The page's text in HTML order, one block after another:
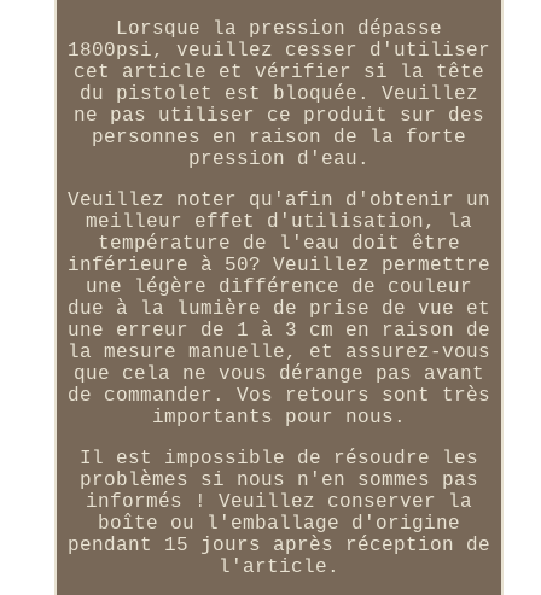
Lorsque la pression dépasse
1800psi, veuillez cesser d'utiliser
cet article et vérifier si la tête
du pistolet est bloquée. Veuillez
ne pas utiliser ce produit sur des
personnes en raison de la forte
pression d'eau.
Veuillez noter qu'afin d'obtenir un
meilleur effet d'utilisation, la
température de l'eau doit être
inférieure à 50? Veuillez permettre
une légère différence de couleur
due à la lumière de prise de vue et
une erreur de 1 à 3 cm en raison de
la mesure manuelle, et assurez-vous
que cela ne vous dérange pas avant
de commander. Vos retours sont très
importants pour nous.
Il est impossible de résoudre les
problèmes si nous n'en sommes pas
informés ! Veuillez conserver la
boîte ou l'emballage d'origine
pendant 15 jours après réception de
l'article.